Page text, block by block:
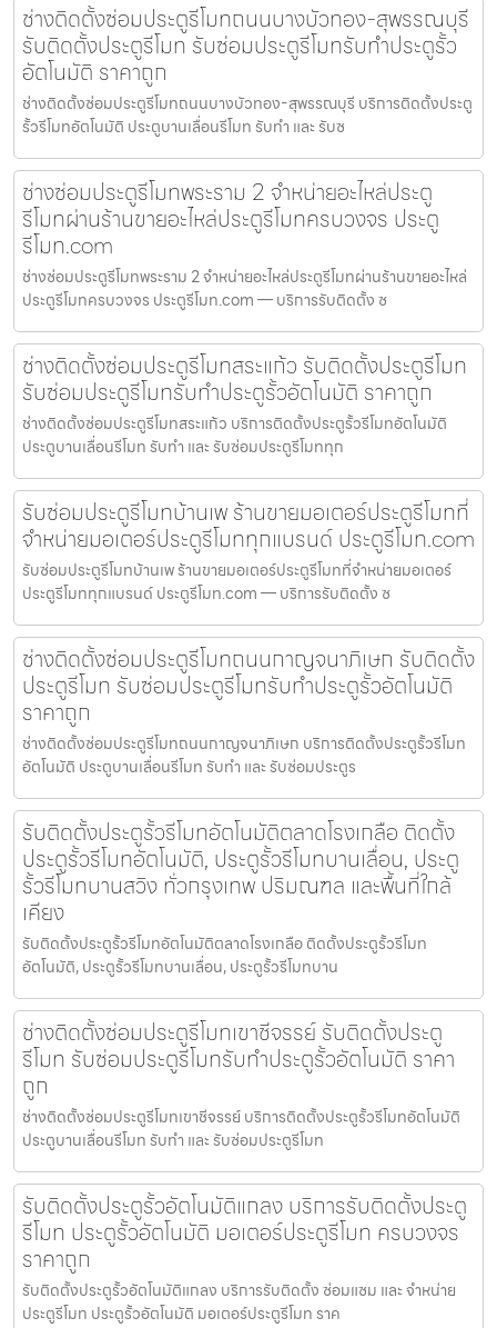
ช่างติดตั้งซ่อมประตูรีโมทถนนบางบัวทอง-สุพรรณบุรี
รับติดตั้งประตูรีโมท รับซ่อมประตูรีโมทรับทำประตูรั้ว
อัตโนมัติ ราคาถูก
ช่างติดตั้งซ่อมประตูรีโมทถนนบางบัวทอง-สุพรรณบุรี บริการติดตั้งประตู
รั้วรีโมทอัตโนมัติ ประตูบานเลื่อนรีโมท รับทำ และ รับซ
ช่างซ่อมประตูรีโมทพระราม 2 จำหน่ายอะไหล่ประตู
รีโมทผ่านร้านขายอะไหล่ประตูรีโมทครบวงจร ประตู
รีโมท.com
ช่างซ่อมประตูรีโมทพระราม 2 จำหน่ายอะไหล่ประตูรีโมทผ่านร้านขายอะไหล่
ประตูรีโมทครบวงจร ประตูรีโมท.com — บริการรับติดตั้ง ซ
ช่างติดตั้งซ่อมประตูรีโมทสระแก้ว รับติดตั้งประตูรีโมท
รับซ่อมประตูรีโมทรับทำประตูรั้วอัตโนมัติ ราคาถูก
ช่างติดตั้งซ่อมประตูรีโมทสระแก้ว บริการติดตั้งประตูรั้วรีโมทอัตโนมัติ
ประตูบานเลื่อนรีโมท รับทำ และ รับซ่อมประตูรีโมททุก
รับซ่อมประตูรีโมทบ้านเพ ร้านขายมอเตอร์ประตูรีโมทที่
จำหน่ายมอเตอร์ประตูรีโมททุกแบรนด์ ประตูรีโมท.com
รับซ่อมประตูรีโมทบ้านเพ ร้านขายมอเตอร์ประตูรีโมทที่จำหน่ายมอเตอร์
ประตูรีโมททุกแบรนด์ ประตูรีโมท.com — บริการรับติดตั้ง ซ
ช่างติดตั้งซ่อมประตูรีโมทถนนกาญจนาภิเษก รับติดตั้ง
ประตูรีโมท รับซ่อมประตูรีโมทรับทำประตูรั้วอัตโนมัติ
ราคาถูก
ช่างติดตั้งซ่อมประตูรีโมทถนนกาญจนาภิเษก บริการติดตั้งประตูรั้วรีโมท
อัตโนมัติ ประตูบานเลื่อนรีโมท รับทำ และ รับซ่อมประตูร
รับติดตั้งประตูรั้วรีโมทอัตโนมัติตลาดโรงเกลือ ติดตั้ง
ประตูรั้วรีโมทอัตโนมัติ, ประตูรั้วรีโมทบานเลื่อน, ประตู
รั้วรีโมทบานสวิง ทั่วกรุงเทพ ปริมณฑล และพื้นที่ใกล้
เคียง
รับติดตั้งประตูรั้วรีโมทอัตโนมัติตลาดโรงเกลือ ติดตั้งประตูรั้วรีโมท
อัตโนมัติ, ประตูรั้วรีโมทบานเลื่อน, ประตูรั้วรีโมทบาน
ช่างติดตั้งซ่อมประตูรีโมทเขาชีจรรย์ รับติดตั้งประตู
รีโมท รับซ่อมประตูรีโมทรับทำประตูรั้วอัตโนมัติ ราคา
ถูก
ช่างติดตั้งซ่อมประตูรีโมทเขาชีจรรย์ บริการติดตั้งประตูรั้วรีโมทอัตโนมัติ
ประตูบานเลื่อนรีโมท รับทำ และ รับซ่อมประตูรีโมท
รับติดตั้งประตูรั้วอัตโนมัติแกลง บริการรับติดตั้งประตู
รีโมท ประตูรั้วอัตโนมัติ มอเตอร์ประตูรีโมท ครบวงจร
ราคาถูก
รับติดตั้งประตูรั้วอัตโนมัติแกลง บริการรับติดตั้ง ซ่อมแซม และ จำหน่าย
ประตูรีโมท ประตูรั้วอัตโนมัติ มอเตอร์ประตูรีโมท ราค